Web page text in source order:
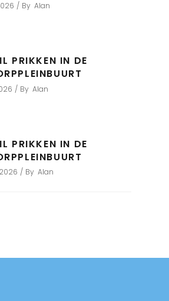
By Alan
PRIKKEN IN DE
By Alan
PRIKKEN IN DE
By Alan